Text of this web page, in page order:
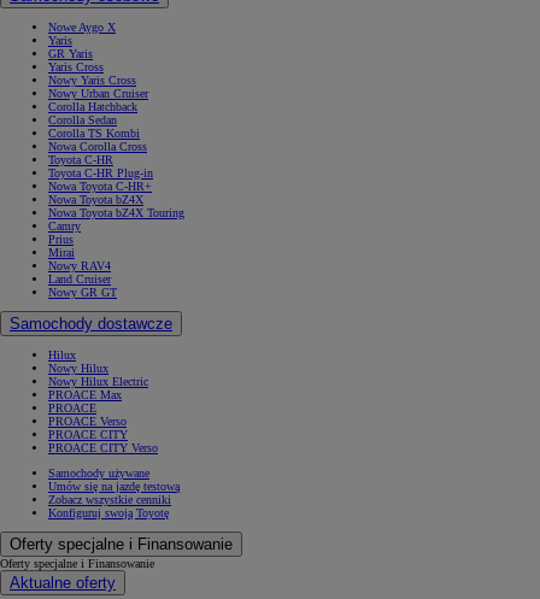
Nowe Aygo X
Yaris
GR Yaris
Yaris Cross
Nowy Yaris Cross
Nowy Urban Cruiser
Corolla Hatchback
Corolla Sedan
Corolla TS Kombi
Nowa Corolla Cross
Toyota C-HR
Toyota C-HR Plug-in
Nowa Toyota C-HR+
Nowa Toyota bZ4X
Nowa Toyota bZ4X Touring
Camry
Prius
Mirai
Nowy RAV4
Land Cruiser
Nowy GR GT
Samochody dostawcze
Hilux
Nowy Hilux
Nowy Hilux Electric
PROACE Max
PROACE
PROACE Verso
PROACE CITY
PROACE CITY Verso
Samochody używane
Umów się na jazdę testową
Zobacz wszystkie cenniki
Konfiguruj swoją Toyotę
Oferty specjalne i Finansowanie
Oferty specjalne i Finansowanie
Aktualne oferty